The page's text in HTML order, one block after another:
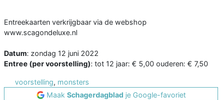
Entreekaarten verkrijgbaar via de webshop
www.scagondeluxe.nl
Datum: zondag 12 juni 2022
Entree (per voorstelling): tot 12 jaar: € 5,00 ouderen: € 7,50
voorstelling, monsters
Maak Schagerdagbladje Google-favoriet